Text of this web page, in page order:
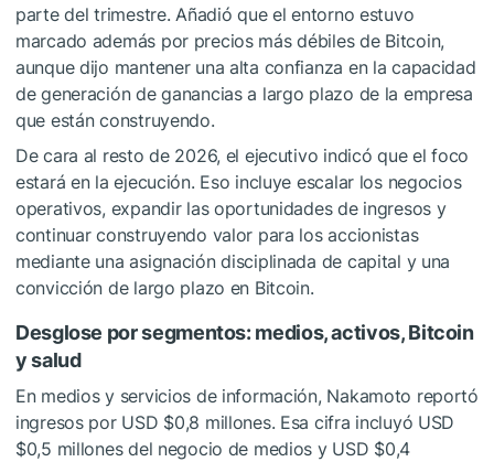
parte del trimestre. Añadió que el entorno estuvo
marcado además por precios más débiles de Bitcoin,
aunque dijo mantener una alta confianza en la capacidad
de generación de ganancias a largo plazo de la empresa
que están construyendo.
De cara al resto de 2026, el ejecutivo indicó que el foco
estará en la ejecución. Eso incluye escalar los negocios
operativos, expandir las oportunidades de ingresos y
continuar construyendo valor para los accionistas
mediante una asignación disciplinada de capital y una
convicción de largo plazo en Bitcoin.
Desglose por segmentos: medios, activos, Bitcoin
y salud
En medios y servicios de información, Nakamoto reportó
ingresos por USD $0,8 millones. Esa cifra incluyó USD
$0,5 millones del negocio de medios y USD $0,4